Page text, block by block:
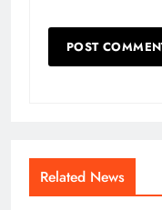
Related News